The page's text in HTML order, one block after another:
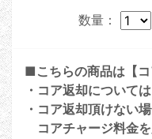
数量：
■こちらの商品は【コ
・コア返却については
・コア返却頂けない場
コアチャージ料金を